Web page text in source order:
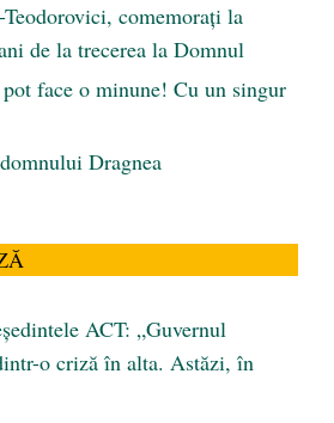
comemorați la
de la trecerea la Domnul
face o minune! Cu un singur
Dragnea
ACT: „Guvernul
o criză în alta. Astăzi, în